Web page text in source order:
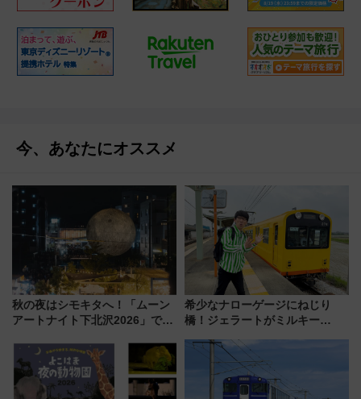
今、あなたにオススメ
秋の夜はシモキタへ！「ムーン
アートナイト下北沢2026」でイ
を満喫しよう
希少なナローゲージにねじり
橋！ジェラートがミルキー
278回目の舞台は「三岐鉄道北
勢線」